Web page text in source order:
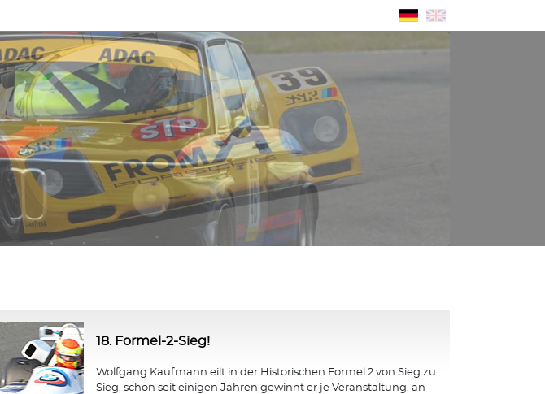
18. Formel-2-Sieg!
Wolfgang Kaufmann eilt in der Historischen Formel 2 von Sieg zu
Sieg, schon seit einigen Jahren gewinnt er je Veranstaltung, an